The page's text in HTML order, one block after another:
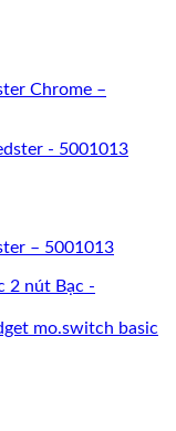
Chrome –
– 5001013